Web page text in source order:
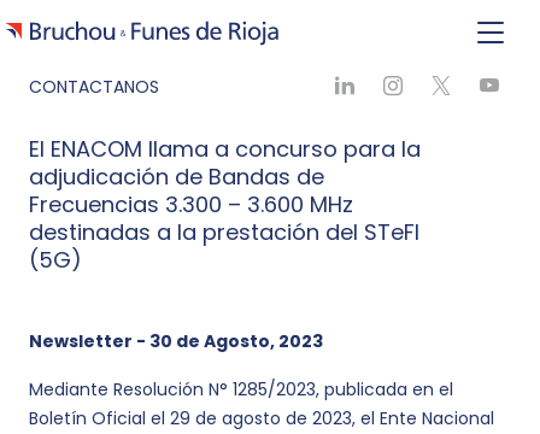
CONTACTANOS
El ENACOM llama a concurso para la
adjudicación de Bandas de
Frecuencias 3.300 – 3.600 MHz
destinadas a la prestación del STeFI
(5G)
Newsletter - 30 de Agosto, 2023
Mediante Resolución N° 1285/2023, publicada en el
Boletín Oficial el 29 de agosto de 2023, el Ente Nacional